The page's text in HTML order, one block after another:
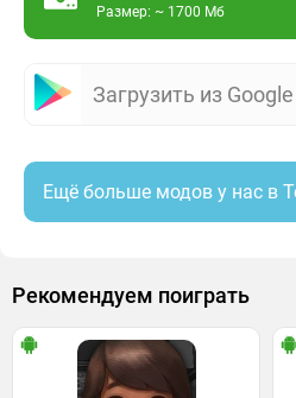
Размер: ~ 1700 Мб
Загрузить из
Ещё больше модов у нас в
Рекомендуем поиграть